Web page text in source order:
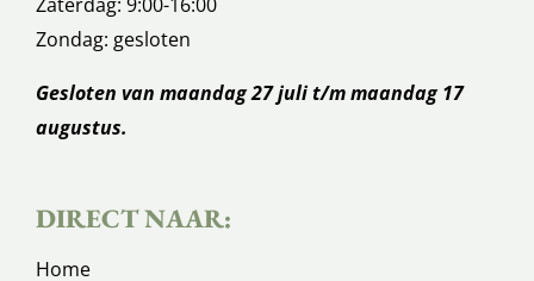
Zondag: gesloten
Gesloten van maandag 27 juli t/m maandag 17
augustus.
DIRECT NAAR:
Home